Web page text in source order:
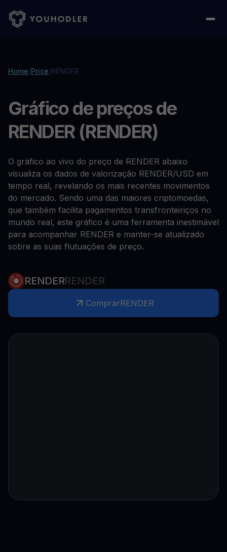
Home/Price/RENDER
Gráfico de preços de
RENDER (RENDER)
O gráfico ao vivo do preço de RENDER abaixo
visualiza os dados de valorização RENDER/USD em
tempo real, revelando os mais recentes movimentos
do mercado. Sendo uma das maiores criptomoedas,
que também facilita pagamentos transfronteiriços no
mundo real, este gráfico é uma ferramenta inestimável
para acompanhar RENDER e manter-se atualizado
sobre as suas flutuações de preço.
RENDERRENDER
ComprarRENDER